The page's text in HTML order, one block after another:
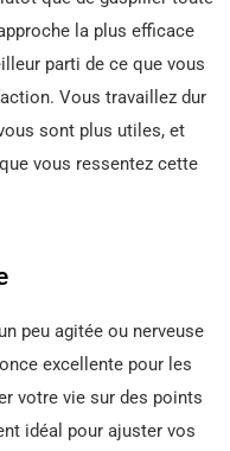
la plus efficace
parti de ce que vous
Vous travaillez dur
sont plus utiles, et
vous ressentez cette
peu agitée ou nerveuse
excellente pour les
votre vie sur des points
idéal pour ajuster vos